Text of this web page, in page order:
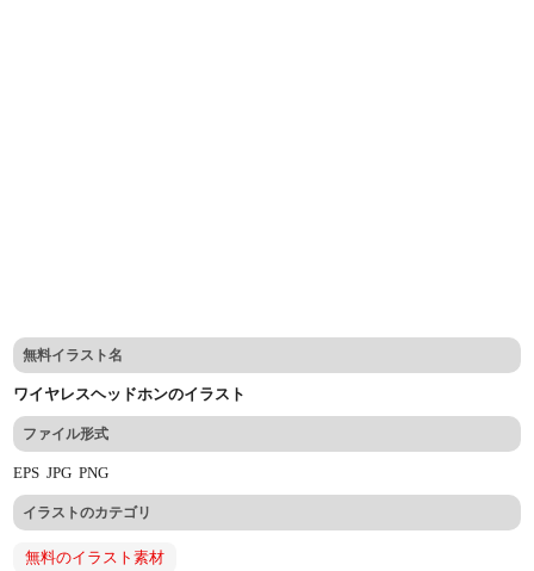
無料イラスト名
ワイヤレスヘッドホンのイラスト
ファイル形式
EPSJPGPNG
イラストのカテゴリ
無料のイラスト素材